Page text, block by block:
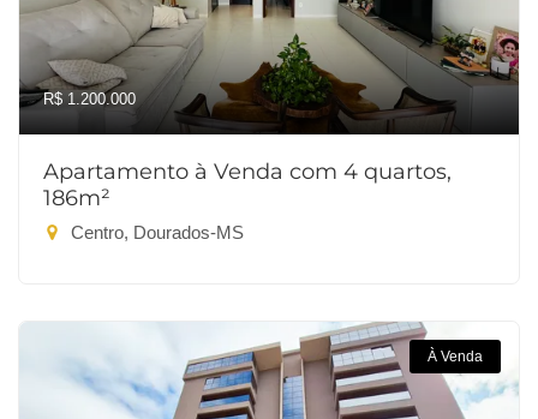
R$ 1.200.000
Apartamento à Venda com 4 quartos,
186m²
Centro, Dourados-MS
À Venda